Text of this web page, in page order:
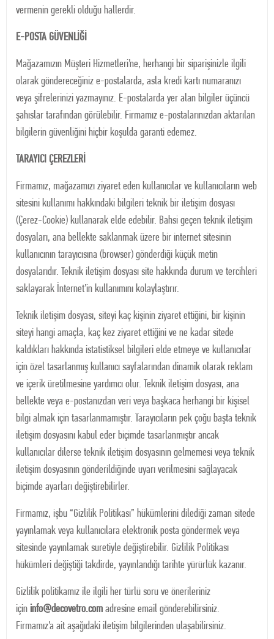
vermenin gerekli olduğu hallerdir.
E-POSTA GÜVENLİĞİ
Mağazamızın Müşteri Hizmetleri’ne, herhangi bir siparişinizle ilgili
olarak göndereceğiniz e-postalarda, asla kredi kartı numaranızı
veya şifrelerinizi yazmayınız. E-postalarda yer alan bilgiler üçüncü
şahıslar tarafından görülebilir. Firmamız e-postalarınızdan aktarılan
bilgilerin güvenliğini hiçbir koşulda garanti edemez.
TARAYICI ÇEREZLERİ
Firmamız, mağazamızı ziyaret eden kullanıcılar ve kullanıcıların web
sitesini kullanımı hakkındaki bilgileri teknik bir iletişim dosyası
(Çerez-Cookie) kullanarak elde edebilir. Bahsi geçen teknik iletişim
dosyaları, ana bellekte saklanmak üzere bir internet sitesinin
kullanıcının tarayıcısına (browser) gönderdiği küçük metin
dosyalarıdır. Teknik iletişim dosyası site hakkında durum ve tercihleri
saklayarak İnternet’in kullanımını kolaylaştırır.
Teknik iletişim dosyası, siteyi kaç kişinin ziyaret ettiğini, bir kişinin
siteyi hangi amaçla, kaç kez ziyaret ettiğini ve ne kadar sitede
kaldıkları hakkında istatistiksel bilgileri elde etmeye ve kullanıcılar
için özel tasarlanmış kullanıcı sayfalarından dinamik olarak reklam
ve içerik üretilmesine yardımcı olur. Teknik iletişim dosyası, ana
bellekte veya e-postanızdan veri veya başkaca herhangi bir kişisel
bilgi almak için tasarlanmamıştır. Tarayıcıların pek çoğu başta teknik
iletişim dosyasını kabul eder biçimde tasarlanmıştır ancak
kullanıcılar dilerse teknik iletişim dosyasının gelmemesi veya teknik
iletişim dosyasının gönderildiğinde uyarı verilmesini sağlayacak
biçimde ayarları değiştirebilirler.
Firmamız, işbu “Gizlilik Politikası” hükümlerini dilediği zaman sitede
yayınlamak veya kullanıcılara elektronik posta göndermek veya
sitesinde yayınlamak suretiyle değiştirebilir. Gizlilik Politikası
hükümleri değiştiği takdirde, yayınlandığı tarihte yürürlük kazanır.
Gizlilik politikamız ile ilgili her türlü soru ve önerileriniz
için info@decovetro.com adresine email gönderebilirsiniz.
Firmamız’a ait aşağıdaki iletişim bilgilerinden ulaşabilirsiniz.